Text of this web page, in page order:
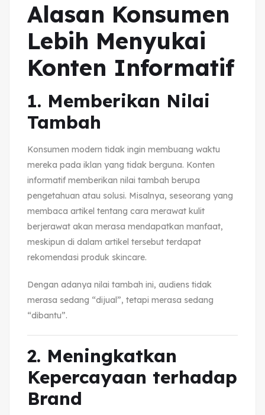
Alasan Konsumen
Lebih Menyukai
Konten Informatif
1. Memberikan Nilai
Tambah
Konsumen modern tidak ingin membuang waktu
mereka pada iklan yang tidak berguna. Konten
informatif memberikan nilai tambah berupa
pengetahuan atau solusi. Misalnya, seseorang yang
membaca artikel tentang cara merawat kulit
berjerawat akan merasa mendapatkan manfaat,
meskipun di dalam artikel tersebut terdapat
rekomendasi produk skincare.
Dengan adanya nilai tambah ini, audiens tidak
merasa sedang “dijual”, tetapi merasa sedang
“dibantu”.
2. Meningkatkan
Kepercayaan terhadap
Brand